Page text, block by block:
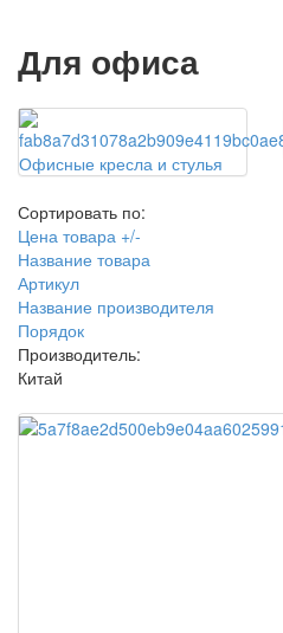
Для офиса
Офисные кресла и стулья
Сортировать по:
Цена товара +/-
Название товара
Артикул
Название производителя
Порядок
Производитель:
Китай